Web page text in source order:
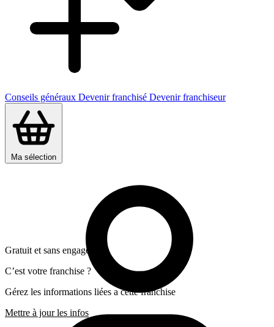
Conseils généraux Devenir franchisé Devenir franchiseur
Ma sélection
Gratuit et sans engagement
C’est votre franchise ?
Gérez les informations liées a cette franchise
Mettre à jour les infos